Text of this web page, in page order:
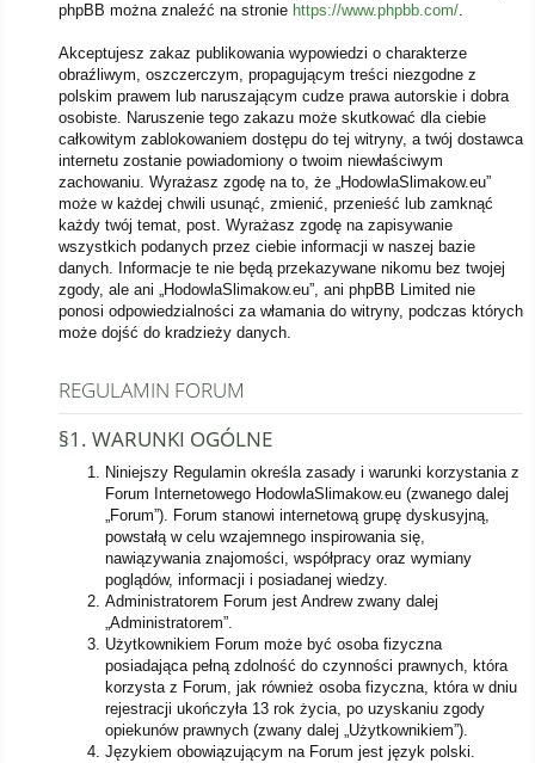
phpBB można znaleźć na stronie https://www.phpbb.com/.
Akceptujesz zakaz publikowania wypowiedzi o charakterze
obraźliwym, oszczerczym, propagującym treści niezgodne z
polskim prawem lub naruszającym cudze prawa autorskie i dobra
osobiste. Naruszenie tego zakazu może skutkować dla ciebie
całkowitym zablokowaniem dostępu do tej witryny, a twój dostawca
internetu zostanie powiadomiony o twoim niewłaściwym
zachowaniu. Wyrażasz zgodę na to, że „HodowlaSlimakow.eu”
może w każdej chwili usunąć, zmienić, przenieść lub zamknąć
każdy twój temat, post. Wyrażasz zgodę na zapisywanie
wszystkich podanych przez ciebie informacji w naszej bazie
danych. Informacje te nie będą przekazywane nikomu bez twojej
zgody, ale ani „HodowlaSlimakow.eu”, ani phpBB Limited nie
ponosi odpowiedzialności za włamania do witryny, podczas których
może dojść do kradzieży danych.
REGULAMIN FORUM
§1. WARUNKI OGÓLNE
Niniejszy Regulamin określa zasady i warunki korzystania z
Forum Internetowego HodowlaSlimakow.eu (zwanego dalej
„Forum”). Forum stanowi internetową grupę dyskusyjną,
powstałą w celu wzajemnego inspirowania się,
nawiązywania znajomości, współpracy oraz wymiany
poglądów, informacji i posiadanej wiedzy.
Administratorem Forum jest Andrew zwany dalej
„Administratorem”.
Użytkownikiem Forum może być osoba fizyczna
posiadająca pełną zdolność do czynności prawnych, która
korzysta z Forum, jak również osoba fizyczna, która w dniu
rejestracji ukończyła 13 rok życia, po uzyskaniu zgody
opiekunów prawnych (zwany dalej „Użytkownikiem”).
Językiem obowiązującym na Forum jest język polski.